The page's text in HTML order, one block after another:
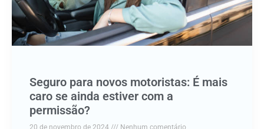
Seguro para novos motoristas: É mais
caro se ainda estiver com a
permissão?
20 de novembro de 2024 Nenhum comentário